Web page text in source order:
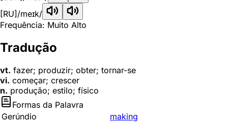
[RU] /meɪk/
Frequência: Muito Alto
Tradução
vt. fazer; produzir; obter; tornar-se
vi. começar; crescer
n. produção; estilo; físico
Formas da Palavra
Gerúndio
making